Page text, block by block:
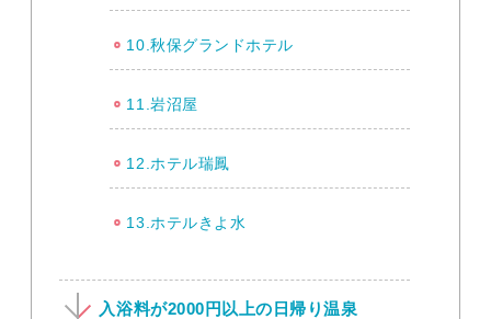
10.秋保グランドホテル
11.岩沼屋
12.ホテル瑞鳳
13.ホテルきよ水
入浴料が2000円以上の日帰り温泉